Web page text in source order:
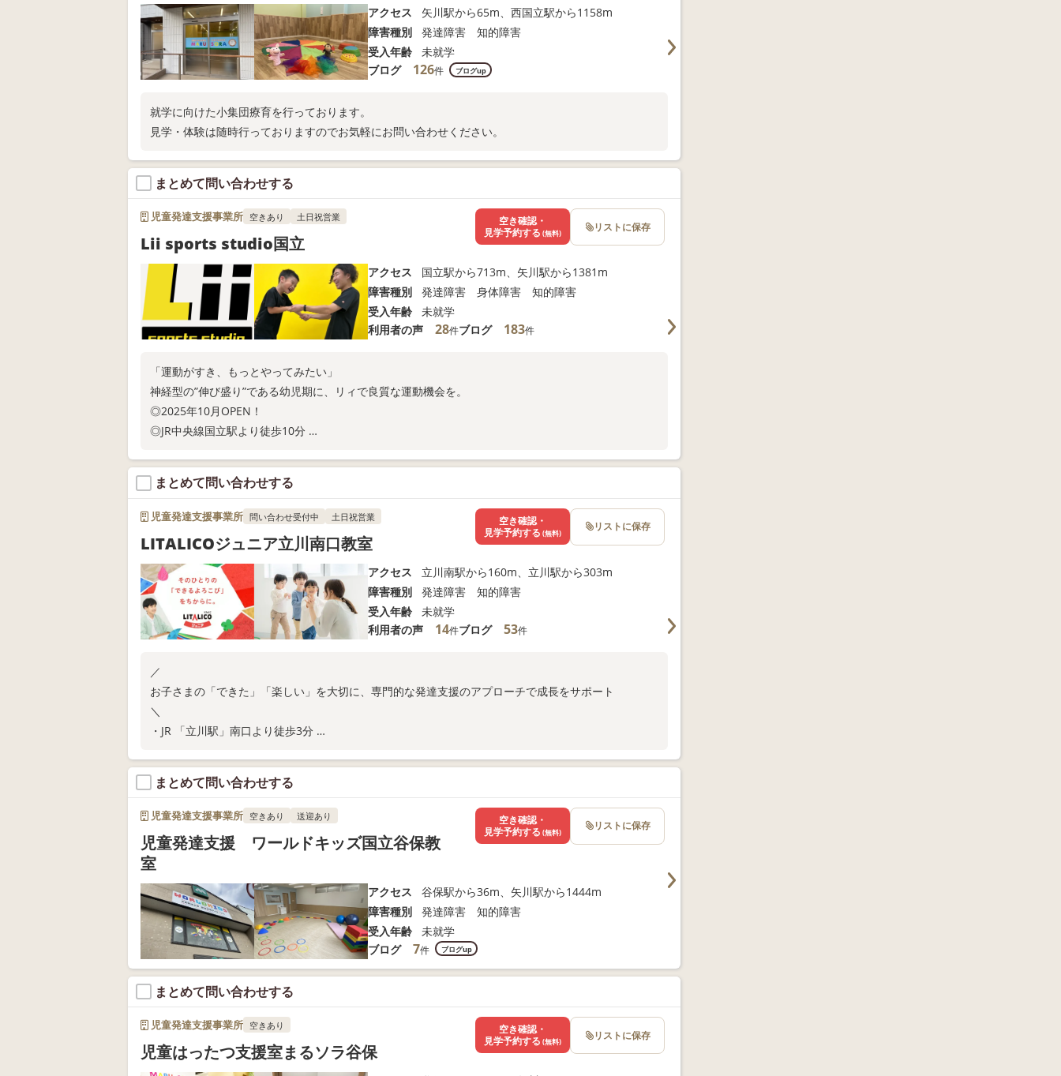
アクセス
矢川駅から65m、西国立駅から1158m
障害種別
発達障害 知的障害
受入年齢
未就学
ブログ
126件 ブログup
就学に向けた小集団療育を行っております。
見学・体験は随時行っておりますのでお気軽にお問い合わせください。
まとめて問い合わせする
児童発達支援事業所 空きあり 土日祝営業
Lii sports studio国立
アクセス
国立駅から713m、矢川駅から1381m
障害種別
発達障害 身体障害 知的障害
受入年齢
未就学
利用者の声
28件ブログ 183件
「運動がすき、もっとやってみたい」
神経型の”伸び盛り”である幼児期に、リィで良質な運動機会を。
◎2025年10月OPEN！
◎JR中央線国立駅より徒歩10分
お電話またはWEB問い合わせにてお問い合わせください。
空き確認・
見学予約する (無料) リストに保存
まとめて問い合わせする
児童発達支援事業所 問い合わせ受付中 土日祝営業
LITALICOジュニア立川南口教室
アクセス
立川南駅から160m、立川駅から303m
障害種別
発達障害 知的障害
受入年齢
未就学
利用者の声
14件ブログ 53件
／
お子さまの「できた」「楽しい」を大切に、専門的な発達支援のアプローチで成長をサポート
＼
・JR 「立川駅」南口より徒歩3分
・保育所等訪問支援
教室の空き状況や無料体験については、以下よりお問い合わせください！
空き確認・
見学予約する (無料) リストに保存
まとめて問い合わせする
児童発達支援事業所 空きあり 送迎あり
児童発達支援 ワールドキッズ国立谷保教
室
アクセス
谷保駅から36m、矢川駅から1444m
障害種別
発達障害 知的障害
受入年齢
未就学
ブログ
7件 ブログup
空き確認・
見学予約する (無料) リストに保存
まとめて問い合わせする
児童発達支援事業所 空きあり
児童はったつ支援室まるソラ谷保
空き確認・
見学予約する (無料) リストに保存